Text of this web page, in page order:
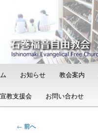
ツ
移
動
石巻福音自由
Evangelical
日本福音自由教会の有志によ
い教会と、被災地支援活動の
イ
メ
ニ
お知らせ 教会案内
教支援会 お問い合わせ
投
← 前へ